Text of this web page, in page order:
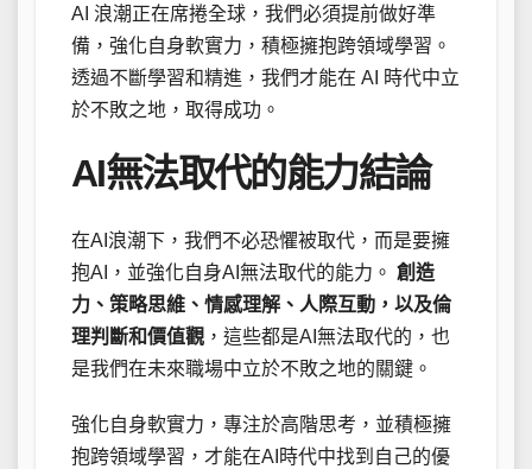
AI 浪潮正在席捲全球，我們必須提前做好準
備，強化自身軟實力，積極擁抱跨領域學習。
透過不斷學習和精進，我們才能在 AI 時代中立
於不敗之地，取得成功。
AI無法取代的能力結論
在AI浪潮下，我們不必恐懼被取代，而是要擁
抱AI，並強化自身AI無法取代的能力。 創造
力、策略思維、情感理解、人際互動，以及倫
理判斷和價值觀 ，這些都是AI無法取代的，也
是我們在未來職場中立於不敗之地的關鍵。
強化自身軟實力，專注於高階思考，並積極擁
抱跨領域學習，才能在AI時代中找到自己的優